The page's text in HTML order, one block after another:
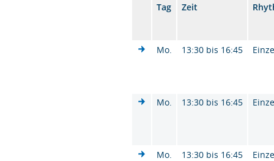
Tag Zeit
Mo. 13:30 bis 16:45
Mo. 13:30 bis 16:45
Mo. 13:30 bis 16:45